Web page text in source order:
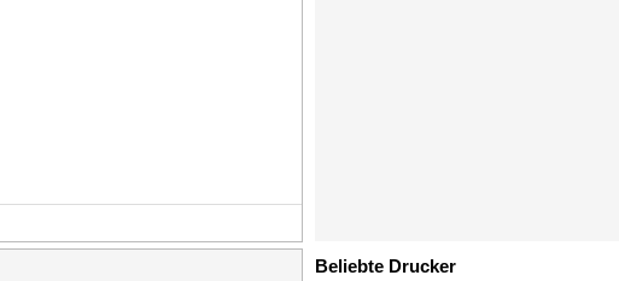
Beliebte Drucker